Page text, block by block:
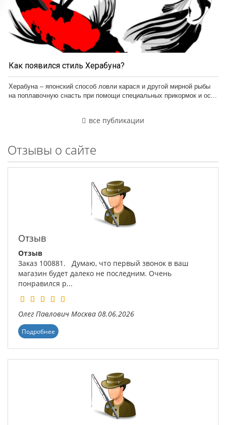
Как появился стиль Херабуна?
Херабуна – японский способ ловли карася и другой мирной рыбы
на поплавочную снасть при помощи специальных прикормок и ос...
все публикации
Отзывы о сайте
Отзыв
Отзыв
Заказ 100881. Думаю, что первый звонок в ваш
магазин будет далеко не последним. Очень
понравился р...
Олег Павлович Москва 08.06.2026
Подробнее